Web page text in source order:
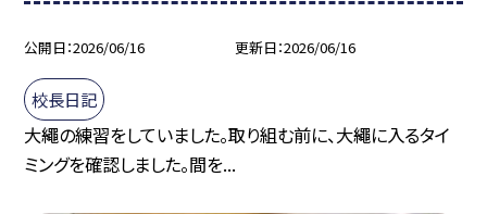
公開日 2026/06/16 更新日 2026/06/16
校長日記
大繩の練習をしていました。取り組む前に、大繩に入るタイ
ミングを確認しました。間を...